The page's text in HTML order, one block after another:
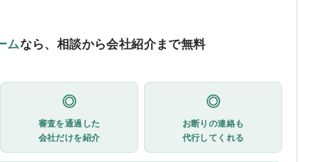
ムなら、相談から会社紹介まで無料
◎
審査を通過した
会社だけを紹介
◎
お断りの連絡も
代行してくれる